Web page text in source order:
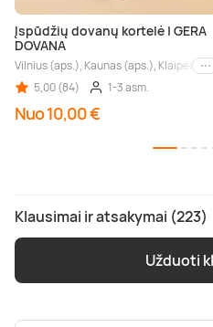
Įspūdžių dovanų kortelė | GERA
DOVANA
Vilnius (aps.), Kaunas (aps.), Klaipėda
5,00 (84)
1-3 asm.
Nuo 10,00 €
Klausimai ir atsakymai (223)
Užduoti